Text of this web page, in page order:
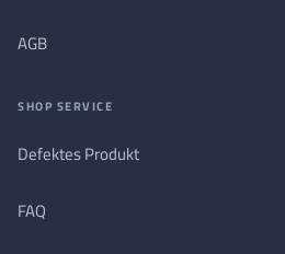
AGB
SHOP SERVICE
Defektes Produkt
FAQ